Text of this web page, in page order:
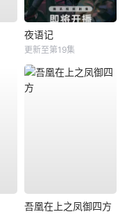
夜语记
更新至第19集
吾凰在上之凤御四方